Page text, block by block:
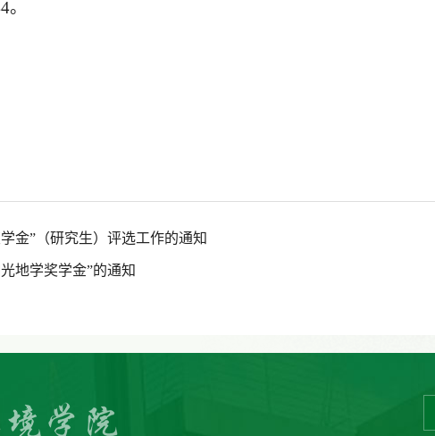
金”（研究生）评选工作的通知
地学奖学金”的通知